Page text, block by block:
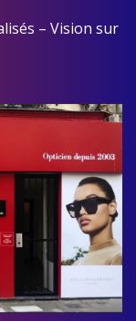
– Vision sur